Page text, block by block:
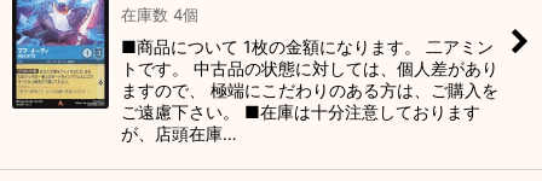
在庫数 4個
■商品について 1枚の金額になります。 二アミン
トです。 中古品の状態に対しては、個人差があり
ますので、 極端にこだわりのある方は、ご購入を
ご遠慮下さい。 ■在庫は十分注意しております
が、店頭在庫…